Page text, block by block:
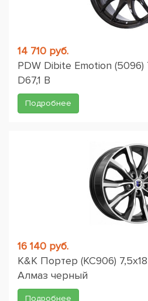
14 710 руб.
PDW Dibite Emotion (5096)
D67,1 B
Подробнее
16 140 руб.
K&K Портер (КС906)
Алмаз черный
Подробнее